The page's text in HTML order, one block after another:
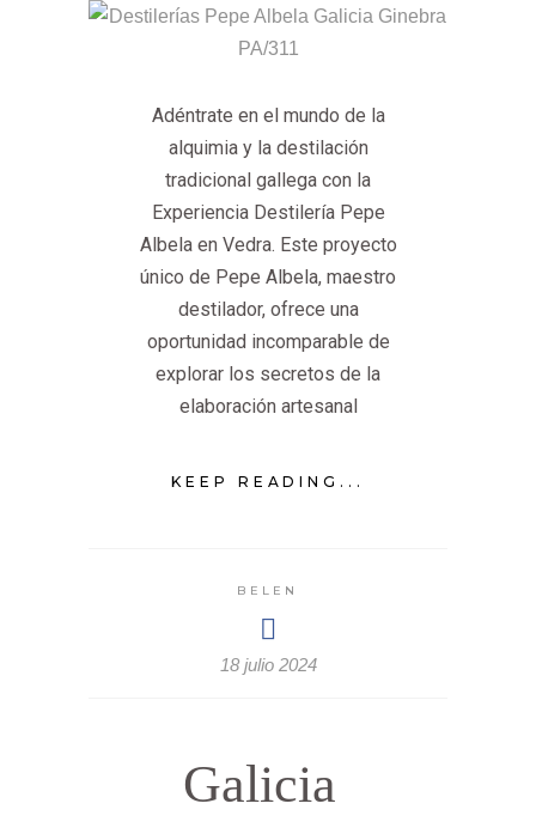
Adéntrate en el mundo de la
alquimia y la destilación
tradicional gallega con la
Experiencia Destilería Pepe
Albela en Vedra. Este proyecto
único de Pepe Albela, maestro
destilador, ofrece una
oportunidad incomparable de
explorar los secretos de la
elaboración artesanal
KEEP READING...
BELEN
18 julio 2024
Galicia